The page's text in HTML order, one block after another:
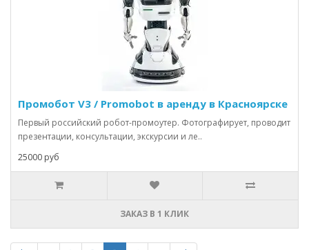
Промобот V3 / Promobot в аренду в Красноярске
Первый российский робот-промоутер. Фотографирует, проводит
презентации, консультации, экскурсии и ле..
25000 руб
ЗАКАЗ В 1 КЛИК